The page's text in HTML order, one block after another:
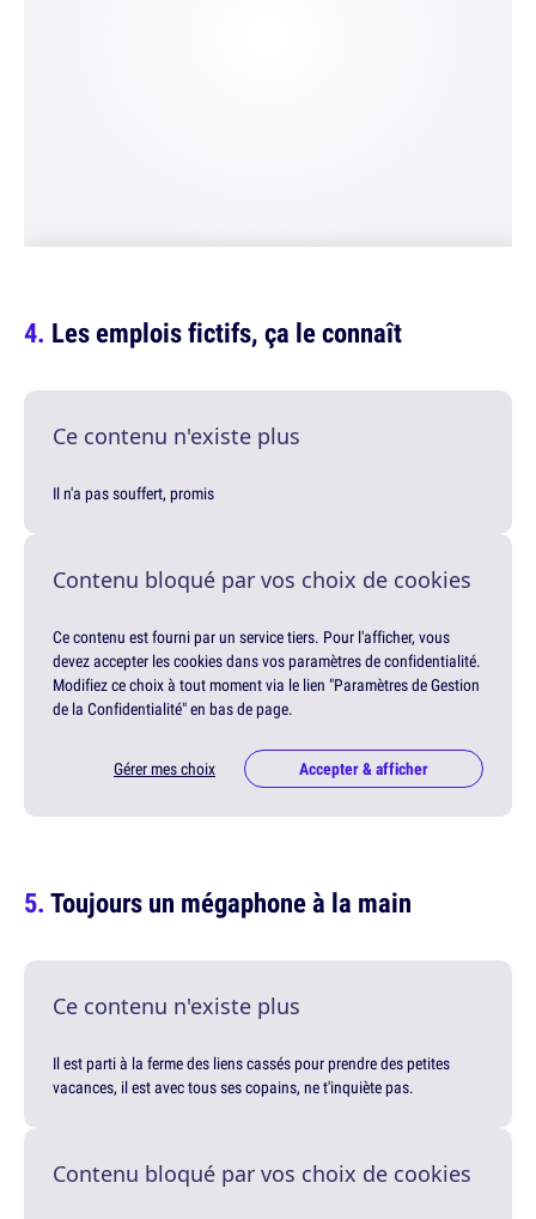
Les emplois fictifs, ça le connaît
Ce contenu n'existe plus
Il n'a pas souffert, promis
Contenu bloqué par vos choix de cookies
Ce contenu est fourni par un service tiers. Pour l'afficher, vous
devez accepter les cookies dans vos paramètres de confidentialité.
Modifiez ce choix à tout moment via le lien "Paramètres de Gestion
de la Confidentialité" en bas de page.
Gérer mes choix Accepter & afficher
Toujours un mégaphone à la main
Ce contenu n'existe plus
Il est parti à la ferme des liens cassés pour prendre des petites
vacances, il est avec tous ses copains, ne t'inquiète pas.
Contenu bloqué par vos choix de cookies